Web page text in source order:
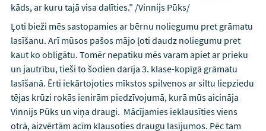
kāds, ar kuru tajā visa dalīties.” /Vinnijs Pūks/
Ļoti bieži mēs sastopamies ar bērnu noliegumu pret grāmatu
lasīšanu. Arī mūsos pašos mājo ļoti daudz noliegumu pret
kaut ko obligātu. Tomēr nepatiku mēs varam apiet ar prieku
un jautrību, tieši to šodien darīja 3. klase-kopīgā grāmatu
lasīšanā. Ērti iekārtojoties mīkstos spilvenos ar siltu liepziedu
tējas krūzi rokās ienirām piedzīvojumā, kurā mūs aicināja
Vinnijs Pūks un viņa draugi. Mācījamies ieklausīties viens
otrā, aizvērtām acīm klausoties draugu lasījumos. Pēc tam